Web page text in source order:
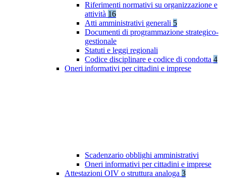
Riferimenti normativi su organizzazione e
attività 16
Atti amministrativi generali 5
Documenti di programmazione strategico-
gestionale
Statuti e leggi regionali
Codice disciplinare e codice di condotta 4
Oneri informativi per cittadini e imprese
Scadenzario obblighi amministrativi
Oneri informativi per cittadini e imprese
Attestazioni OIV o struttura analoga 3